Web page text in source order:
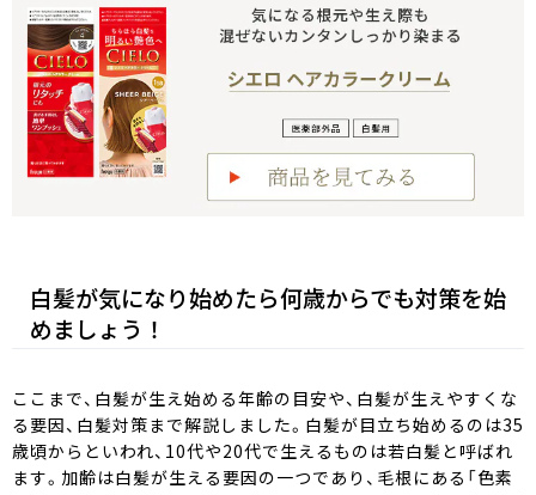
白髪が気になり始めたら何歳からでも対策を始
めましょう！
ここまで、白髪が生え始める年齢の目安や、白髪が生えやすくな
る要因、白髪対策まで解説しました。白髪が目立ち始めるのは35
歳頃からといわれ、10代や20代で生えるものは若白髪と呼ばれ
ます。加齢は白髪が生える要因の一つであり、毛根にある「色素